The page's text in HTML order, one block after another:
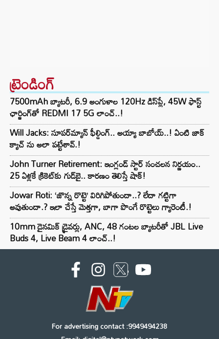
ట్రెండింగ్‌
7500mAh బ్యాటరీ, 6.9 అంగుళాల 120Hz డిస్‌ప్లే, 45W ఫాస్ట్
ఛార్జింగ్‌తో REDMI 17 5G లాంచ్..!
Will Jacks: సూపర్‌మ్యాన్ ఫీల్డింగ్.. అయ్యా బాబోయ్..! ఏంటి జాక్
క్యాచ్ ను అలా పట్టేశావ్.!
John Turner Retirement: ఇంగ్లండ్ స్టార్ సంచలన నిర్ణయం..
25 ఏళ్లకే క్రికెట్‌కు గుడ్‌బై.. కారణం తెలిస్తే షాక్!
Jowar Roti: ‘జొన్న రొట్టె’ విరిగిపోతుందా..? లేదా గట్టిగా
అవుతుందా.? ఇలా చేస్తే మెత్తగా, బాగా పొంగే రొట్టెలు గ్యారెంటీ.!
10mm డైనమిక్ డ్రైవర్లు, ANC, 48 గంటల బ్యాటరీతో JBL Live
Buds 4, Live Beam 4 లాంచ్..!
For advertising contact :9949494238